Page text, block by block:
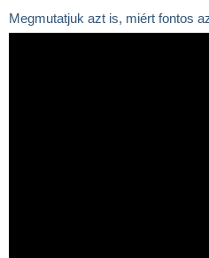
Megmutatjuk azt is, miért fontos